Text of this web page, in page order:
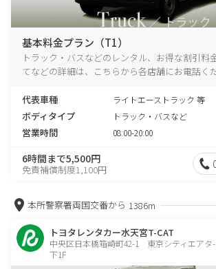
基本料金プラン（T1）
トラック・バスなどのレンタル、お得な割引料
てなどの詳細は、こちらから各店舗にお電話くだ
代表車種 ライトエーストラック 等
ボディタイプ トラック・バスなど
営業時間 08:00-20:00
6時間まで5,500円
免責補償制度1,100円
本所警察署両国交番から 1386m
トヨタレンタカー水天宮T-CAT
中央区日本橋箱崎町42-1 東京シティエアタ-
下1F